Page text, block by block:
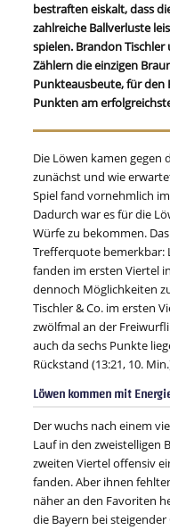
bestraften eiskalt, dass
zahlreiche Ballverluste
spielen. Brandon
Zählern die einzigen
Punkteausbeute, für den
Punkten am
Die Löwen kamen
zunächst und wie
Spiel fand vornehmlich
Dadurch war es für die
Würfe zu bekommen.
Trefferquote bemerkbar:
fanden im ersten Viertel
dennoch Möglichkeiten
Tischler & Co. im ersten
zwölfmal an der
auch da sechs Punkte
Rückstand (13:21, 10.
Löwen kommen mit
Der wuchs nach einem
Lauf in den zweistelligen
zweiten Viertel offensiv
fanden. Aber ihnen
näher an den Favoriten
die Bayern bei